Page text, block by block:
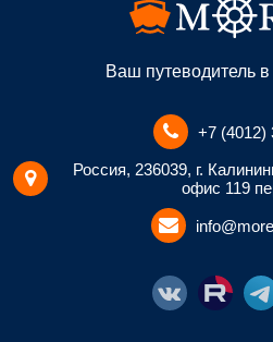
Ваш путеводитель
+7 (4012)
Россия, 236039, г.
офис 119